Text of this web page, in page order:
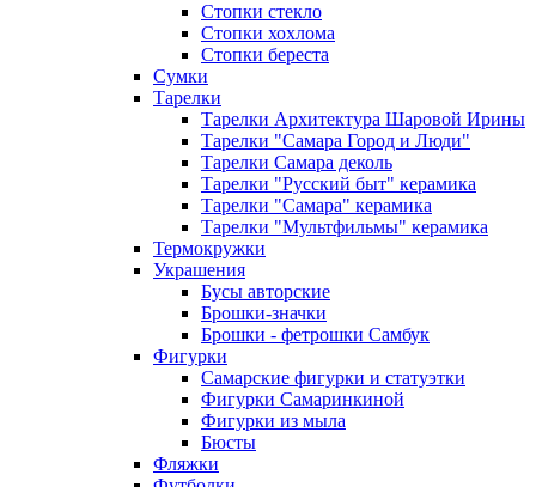
Стопки стекло
Стопки хохлома
Стопки береста
Сумки
Тарелки
Тарелки Архитектура Шаровой Ирины
Тарелки "Самара Город и Люди"
Тарелки Самара деколь
Тарелки "Русский быт" керамика
Тарелки "Самара" керамика
Тарелки "Мультфильмы" керамика
Термокружки
Украшения
Бусы авторские
Брошки-значки
Брошки - фетрошки Самбук
Фигурки
Самарские фигурки и статуэтки
Фигурки Самаринкиной
Фигурки из мыла
Бюсты
Фляжки